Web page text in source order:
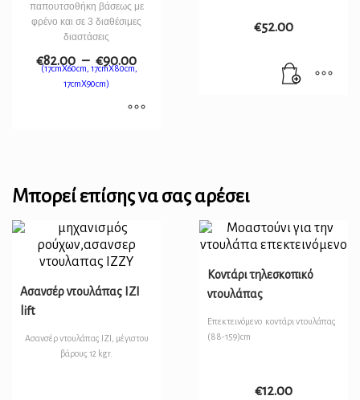
παπουτσοθήκη βάσεως με
φρένο και σε 3 διαθέσιμες
διαστάσεις
(17cmX60cm, 17cmX80cm,
17cmX90cm)
€82.00 – €90.00
€52.00
Μπορεί επίσης να σας αρέσει
Ασανσέρ ντουλάπας IZI
lift
Ασανσέρ ντουλάπας IZI, μέγιστου
βάρους 12 kgr.
Κοντάρι τηλεσκοπικό
ντουλάπας
Επεκτεινόμενο κοντάρι ντουλάπας
(88-159)cm
€12.00